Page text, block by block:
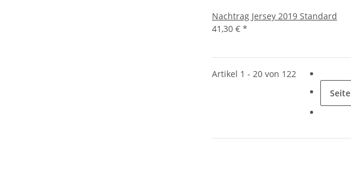
Nachtrag Jersey 2019 Standard
41,30 € *
Artikel 1 - 20 von 122
Seite